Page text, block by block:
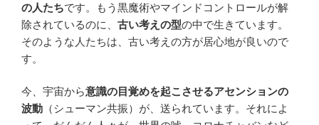
の人たちです。もう黒魔術やマインドコントロールが解
除されているのに、 古い考えの型の中で生きています。
そのような人たちは、古い考えの方が居心地が良いので
す。
今、宇宙から意識の目覚めを起こさせるアセンションの
波動 （シューマン共振）が、送られています。それによ